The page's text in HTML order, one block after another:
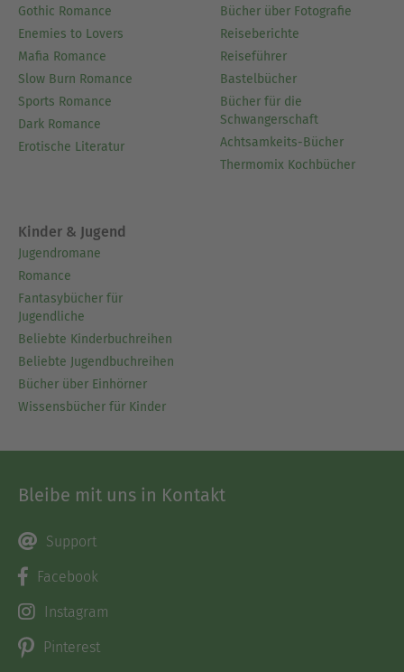
Gothic Romance
Enemies to Lovers
Mafia Romance
Slow Burn Romance
Sports Romance
Dark Romance
Erotische Literatur
Bücher über Fotografie
Reiseberichte
Reiseführer
Bastelbücher
Bücher für die
Schwangerschaft
Achtsamkeits-Bücher
Thermomix Kochbücher
Kinder & Jugend
Jugendromane
Romance
Fantasybücher für
Jugendliche
Beliebte Kinderbuchreihen
Beliebte Jugendbuchreihen
Bücher über Einhörner
Wissensbücher für Kinder
Bleibe mit uns in Kontakt
Support
Facebook
Instagram
Pinterest